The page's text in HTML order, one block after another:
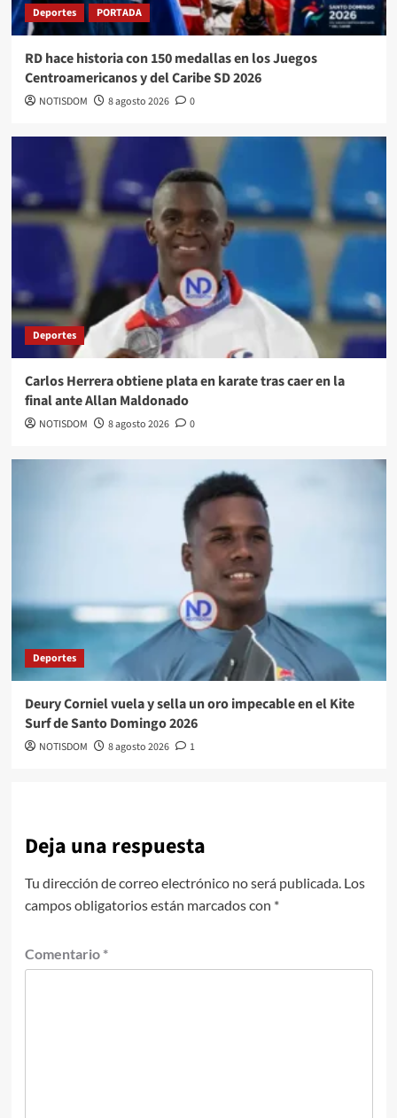
Deportes PORTADA
RD hace historia con 150 medallas en los Juegos
Centroamericanos y del Caribe SD 2026
NOTISDOM 8 agosto 2026 0
Deportes
Carlos Herrera obtiene plata en karate tras caer en la
final ante Allan Maldonado
NOTISDOM 8 agosto 2026 0
Deportes
Deury Corniel vuela y sella un oro impecable en el Kite
Surf de Santo Domingo 2026
NOTISDOM 8 agosto 2026 1
Deja una respuesta
Tu dirección de correo electrónico no será publicada. Los
campos obligatorios están marcados con *
Comentario *